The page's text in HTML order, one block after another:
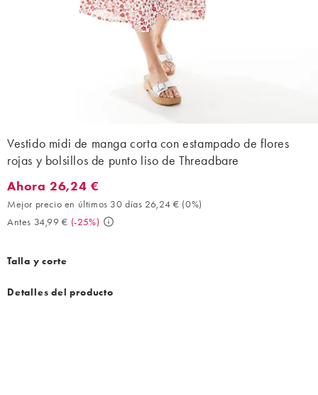
Vestido midi de manga corta con estampado de flores
rojas y bolsillos de punto liso de Threadbare
Ahora 26,24 €. Mejor precio en últimos 30 días 26,24 € (0%).
Ahora 26,24 €
Mejor precio en últimos 30 días 26,24 € (0%)
Antes 34,99 € (-25%)
Talla y corte
Detalles del producto